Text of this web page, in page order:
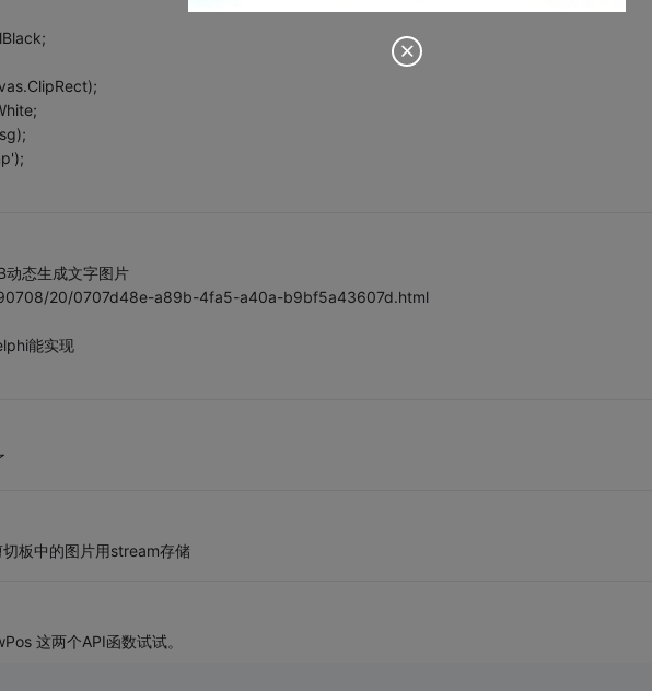
态生成文字图片
20/0707d48e-a89b-4fa5-a40a-b9bf5a43607d.html
能实现
板中的图片用stream存储
这两个API函数试试。